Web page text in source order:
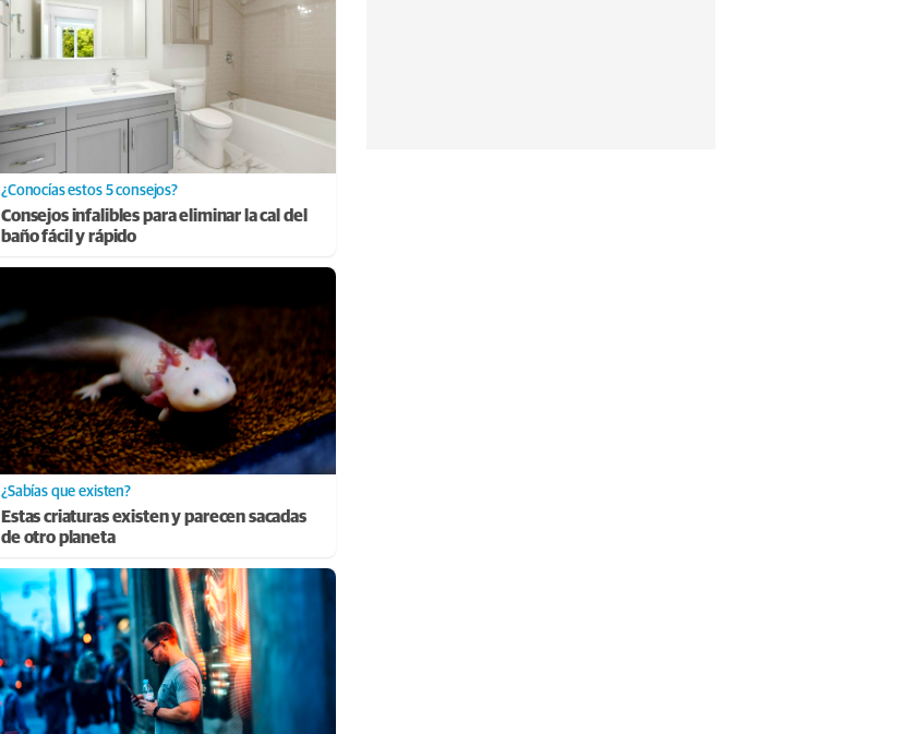
¿Conocías estos 5 consejos?
Consejos infalibles para eliminar la cal del
baño fácil y rápido
¿Sabías que existen?
Estas criaturas existen y parecen sacadas
de otro planeta